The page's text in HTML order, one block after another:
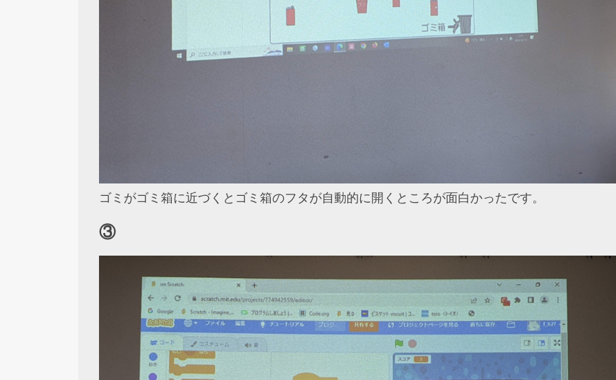
ゴミがゴミ箱に近づくとゴミ箱のフタが自動的に開くところが面白かったです。
③